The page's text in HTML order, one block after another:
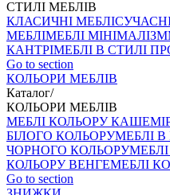
СТИЛІ МЕБЛІВ
КЛАСИЧНІ МЕБЛІ
МЕБЛІМЕБЛІ МІНІМАЛІЗМ
КАНТРІМЕБЛІ В СТИЛІ
Go to section
КОЛЬОРИ МЕБЛІВ
Каталог/
КОЛЬОРИ МЕБЛІВ
МЕБЛІ КОЛЬОРУ
БІЛОГО КОЛЬОРУМЕБЛІ В
ЧОРНОГО КОЛЬОРУ
КОЛЬОРУ ВЕНГЕМЕБЛІ
Go to section